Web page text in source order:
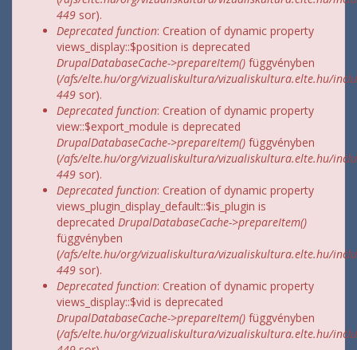
449 sor).
Deprecated function: Creation of dynamic property
views_display::$position is deprecated
DrupalDatabaseCache->prepareItem() függvényben
(/afs/elte.hu/org/vizualiskultura/vizualiskultura.elte.hu/
449 sor).
Deprecated function: Creation of dynamic property
view::$export_module is deprecated
DrupalDatabaseCache->prepareItem() függvényben
(/afs/elte.hu/org/vizualiskultura/vizualiskultura.elte.hu/
449 sor).
Deprecated function: Creation of dynamic property
views_plugin_display_default::$is_plugin is
deprecated DrupalDatabaseCache->prepareItem()
függvényben
(/afs/elte.hu/org/vizualiskultura/vizualiskultura.elte.hu/
449 sor).
Deprecated function: Creation of dynamic property
views_display::$vid is deprecated
DrupalDatabaseCache->prepareItem() függvényben
(/afs/elte.hu/org/vizualiskultura/vizualiskultura.elte.hu/